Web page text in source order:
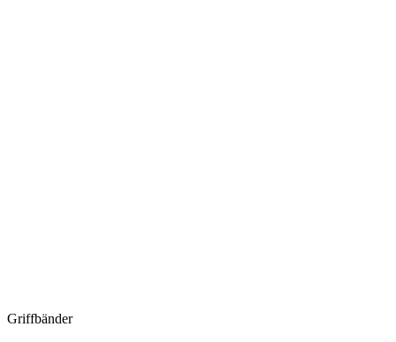
Griffbänder